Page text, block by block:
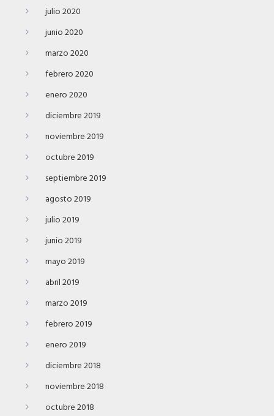
julio 2020
junio 2020
marzo 2020
febrero 2020
enero 2020
diciembre 2019
noviembre 2019
octubre 2019
septiembre 2019
agosto 2019
julio 2019
junio 2019
mayo 2019
abril 2019
marzo 2019
febrero 2019
enero 2019
diciembre 2018
noviembre 2018
octubre 2018